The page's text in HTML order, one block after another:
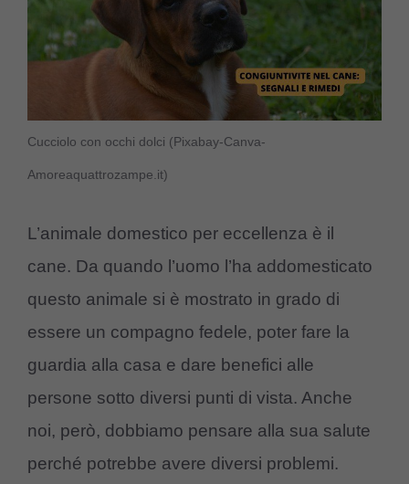
Cucciolo con occhi dolci (Pixabay-Canva-
Amoreaquattrozampe.it)
L’animale domestico per eccellenza è il
cane. Da quando l’uomo l’ha addomesticato
questo animale si è mostrato in grado di
essere un compagno fedele, poter fare la
guardia alla casa e dare benefici alle
persone sotto diversi punti di vista. Anche
noi, però, dobbiamo pensare alla sua salute
perché potrebbe avere diversi problemi.